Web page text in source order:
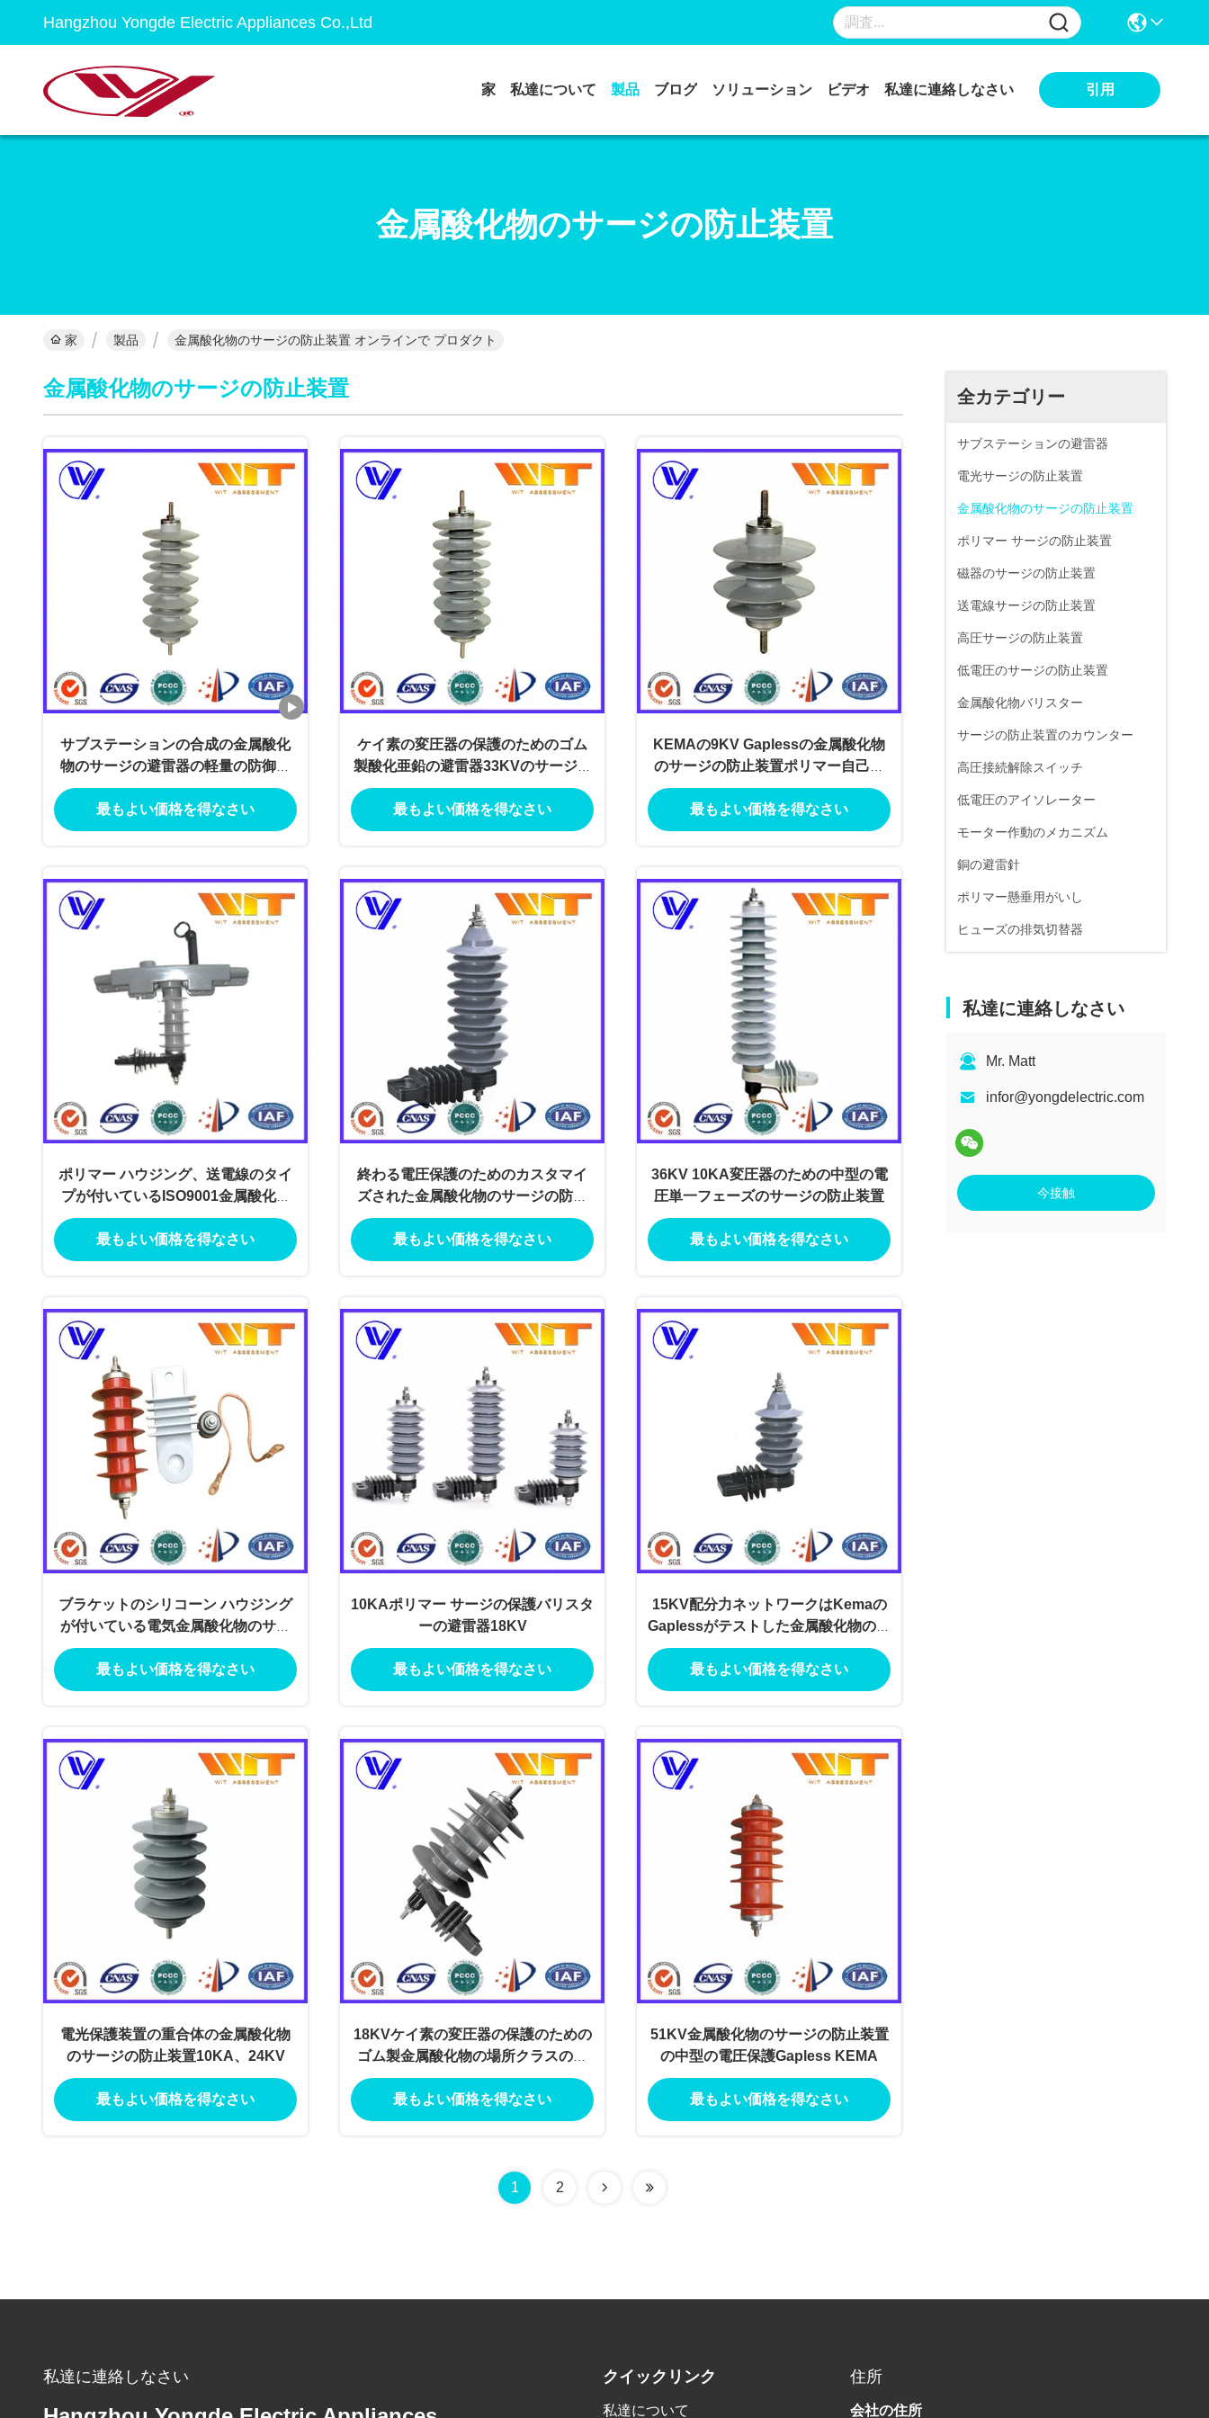
Hangzhou Yongde Electric Appliances Co.,Ltd
家 私達について 製品 ブログ ソリューション ビデオ 私達に連絡しなさい 引用
金属酸化物のサージの防止装置
家 製品 金属酸化物のサージの防止装置 オンラインで プロダクト
全カテゴリー
サブステーションの避雷器
電光サージの防止装置
金属酸化物のサージの防止装置
ポリマー サージの防止装置
磁器のサージの防止装置
送電線サージの防止装置
高圧サージの防止装置
低電圧のサージの防止装置
金属酸化物バリスター
サージの防止装置のカウンター
高圧接続解除スイッチ
低電圧のアイソレーター
モーター作動のメカニズム
銅の避雷針
ポリマー懸垂用がいし
ヒューズの排気切替器
私達に連絡しなさい
Mr. Matt
infor@yongdelectric.com
今接触
金属酸化物のサージの防止装置
サブステーションの合成の金属酸化
物のサージの避雷器の軽量の防御装
置
最もよい価格を得なさい
ケイ素の変圧器の保護のためのゴム
製酸化亜鉛の避雷器33KVのサージの
ダイバーター
最もよい価格を得なさい
KEMAの9KV Gaplessの金属酸化物
のサージの防止装置ポリマー自己地
位は証明した
最もよい価格を得なさい
ポリマー ハウジング、送電線のタイ
プが付いているISO9001金属酸化物
のサージ・プロテクター
最もよい価格を得なさい
終わる電圧保護のためのカスタマイ
ズされた金属酸化物のサージの防止
装置の断路器
最もよい価格を得なさい
36KV 10KA変圧器のための中型の電
圧単一フェーズのサージの防止装置
最もよい価格を得なさい
ブラケットのシリコーン ハウジング
が付いている電気金属酸化物のサー
ジの防止装置
最もよい価格を得なさい
10KAポリマー サージの保護バリスタ
ーの避雷器18KV
最もよい価格を得なさい
15KV配分力ネットワークはKemaの
Gaplessがテストした金属酸化物のサ
ージの防止装置を
最もよい価格を得なさい
電光保護装置の重合体の金属酸化物
のサージの防止装置10KA、24KV
最もよい価格を得なさい
18KVケイ素の変圧器の保護のための
ゴム製金属酸化物の場所クラスのサ
ージの避雷器
最もよい価格を得なさい
51KV金属酸化物のサージの防止装置
の中型の電圧保護Gapless KEMA
最もよい価格を得なさい
1 2
私達に連絡しなさい クイックリンク
私達について
住所
会社の住所